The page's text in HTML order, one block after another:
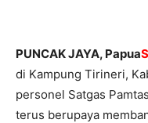
PUNCAK JAYA, Papua
di Kampung Tirineri,
personel Satgas
terus berupaya